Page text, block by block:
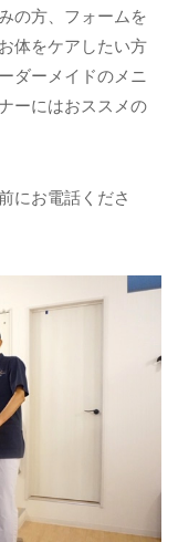
の方、フォームを
体をケアしたい方
ダーメイドのメニ
ーにはおススメの
にお電話くださ